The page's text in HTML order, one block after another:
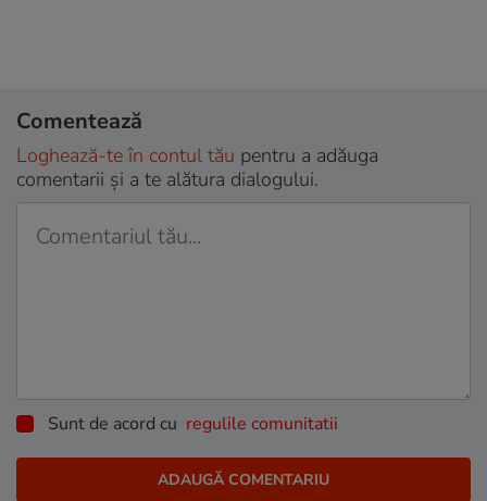
Comentează
Loghează-te în contul tău pentru a adăuga
comentarii și a te alătura dialogului.
Sunt de acord cu regulile comunitatii